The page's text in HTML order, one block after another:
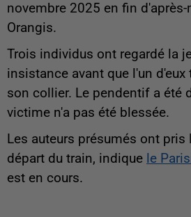
novembre 2025 en fin
Orangis.
Trois individus ont regardé la
insistance avant que l'un d'eux
son collier. Le pendentif a été
victime n'a pas été blessée.
Les auteurs présumés ont
départ du train, indique le
est en cours.